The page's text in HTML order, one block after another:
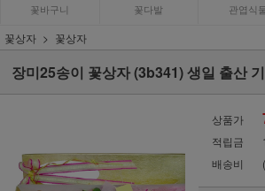
꽃바구니 꽃다발 관엽식
꽃상자 꽃상자
장미25송이 꽃상자 (3b341) 생일 출산
상품가
적립금
배송비